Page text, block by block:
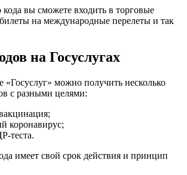
вы сможете входить в торговые
на международные перелеты и так
на Госуслугах
«Госуслуг» можно получить несколько
с разными целями:
коронавирус;
теста.
имеет свой срок действия и принцип